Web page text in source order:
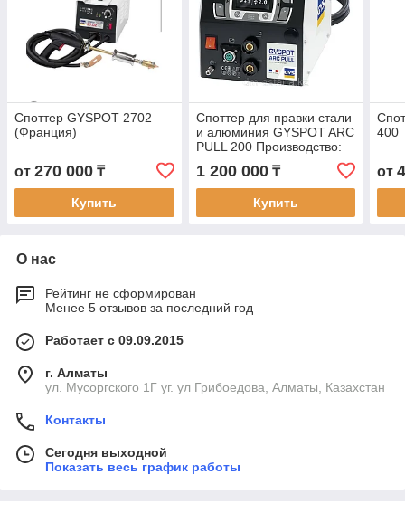
Споттер GYSPOT 2702
(Франция)
от 270 000 ₸
Купить
Споттер для правки стали
и алюминия GYSPOT ARC
PULL 200 Производство:
1 200 000₸
Купить
400
от
О нас
Рейтинг не сформирован
Менее 5 отзывов за последний год
Работает с 09.09.2015
г. Алматы
ул. Мусоргского 1Г уг. ул Грибоедова, Алматы, Казахстан
Контакты
Сегодня выходной
Показать весь график работы